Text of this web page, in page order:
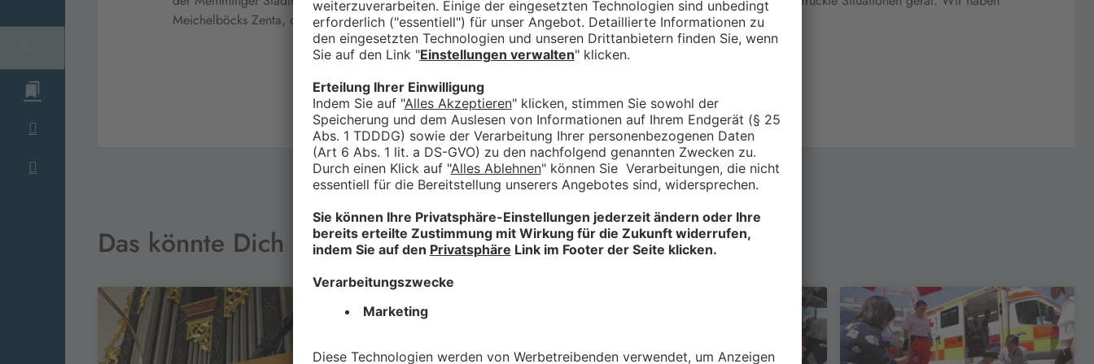
Meichelböcks Zenta, die mit richtigem Namen Waltraud Mair heißt, mal außerhalb der Faschingszeit getroffen.
Das könnte Dich auch interessieren